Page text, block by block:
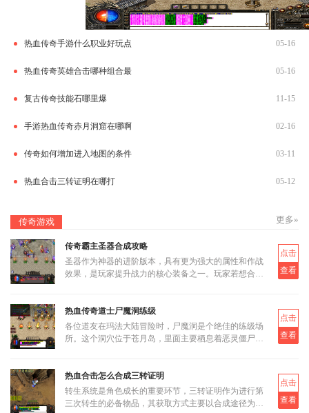
热血传奇手游什么职业好玩点 05-16
热血传奇英雄合击哪种组合最 05-16
复古传奇技能石哪里爆 11-15
手游热血传奇赤月洞窟在哪啊 02-16
传奇如何增加进入地图的条件 03-11
热血合击三转证明在哪打 05-12
传奇游戏 更多»
传奇霸主圣器合成攻略
圣器作为神器的进阶版本，具有更为强大的属性和作战
效果，是玩家提升战力的核心装备之一。玩家若想合成
点击
查看
热血传奇道士尸魔洞练级
各位道友在玛法大陆冒险时，尸魔洞是个绝佳的练级场
所。这个洞穴位于苍月岛，里面主要栖息着恶灵僵尸和
点击
查看
热血合击怎么合成三转证明
转生系统是角色成长的重要环节，三转证明作为进行第
三次转生的必备物品，其获取方式主要以合成途径为
点击
查看